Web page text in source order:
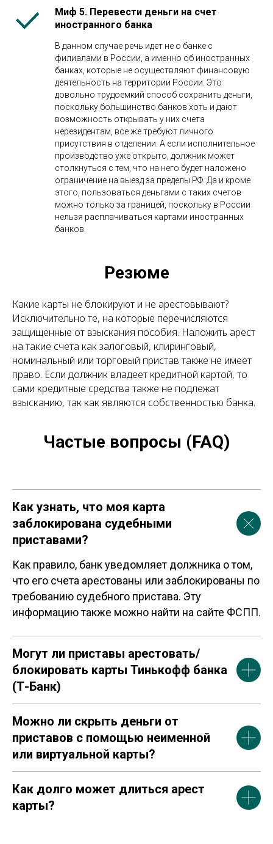
Миф 5. Перевести деньги на счет
иностранного банка
В данном случае речь идет не о банке с
филиалами в России, а именно об иностранных
банках, которые не осуществляют финансовую
деятельность на территории России. Это
довольно трудоемкий способ сохранить деньги,
поскольку большинство банков хоть и дают
возможность открывать у них счета
нерезидентам, все же требуют личного
присутствия в отделении. А если исполнительное
производство уже открыто, должник может
столкнуться с тем, что на него будет наложено
ограничение на выезд за пределы РФ. Да и кроме
этого, пользоваться деньгами с таких счетов
можно только за границей, поскольку в России
нельзя расплачиваться картами иностранных
банков.
Резюме
Какие карты не блокируют и не арестовывают?
Исключительно те, на которые перечисляются
защищенные от взыскания пособия. Наложить арест
на такие счета как залоговый, клиринговый,
номинальный или торговый пристав также не имеет
право. Если должник владеет кредитной картой, то
сами кредитные средства также не подлежат
взысканию, так как являются собственностью банка.
Частые вопросы (FAQ)
Как узнать, что моя карта
заблокирована судебными
приставами?
Как правило, банк уведомляет должника о том,
что его счета арестованы или заблокированы по
требованию судебного пристава. Эту
информацию также можно найти на сайте ФСПП.
Могут ли приставы арестовать/
блокировать карты Тинькофф банка
(Т-Банк)
Можно ли скрыть деньги от
приставов с помощью неименной
или виртуальной карты?
Как долго может длиться арест
карты?